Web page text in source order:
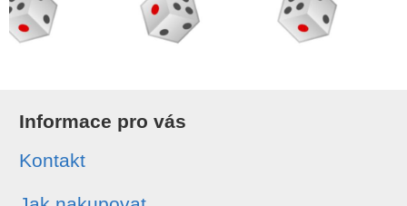
Informace pro vás
Kontakt